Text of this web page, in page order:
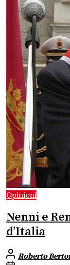
Opinioni
Nenni e
d’Italia
Roberto